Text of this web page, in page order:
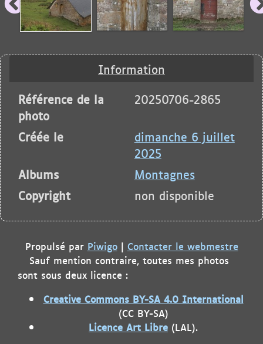
Information
Référence de la
photo
20250706-2865
Créée le
dimanche 6 juillet
2025
Albums
Montagnes
Copyright
non disponible
Propulsé par Piwigo| Contacter le webmestre
Sauf mention contraire, toutes mes photos
sont sous deux licence :
Creative Commons BY-SA 4.0 International
(CC BY-SA)
Licence Art Libre (LAL).